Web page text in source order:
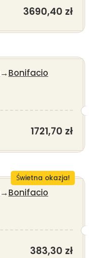
3690,40 zł
→Bonifacio
1721,70 zł
Świetna okazja!
→Bonifacio
383,30 zł